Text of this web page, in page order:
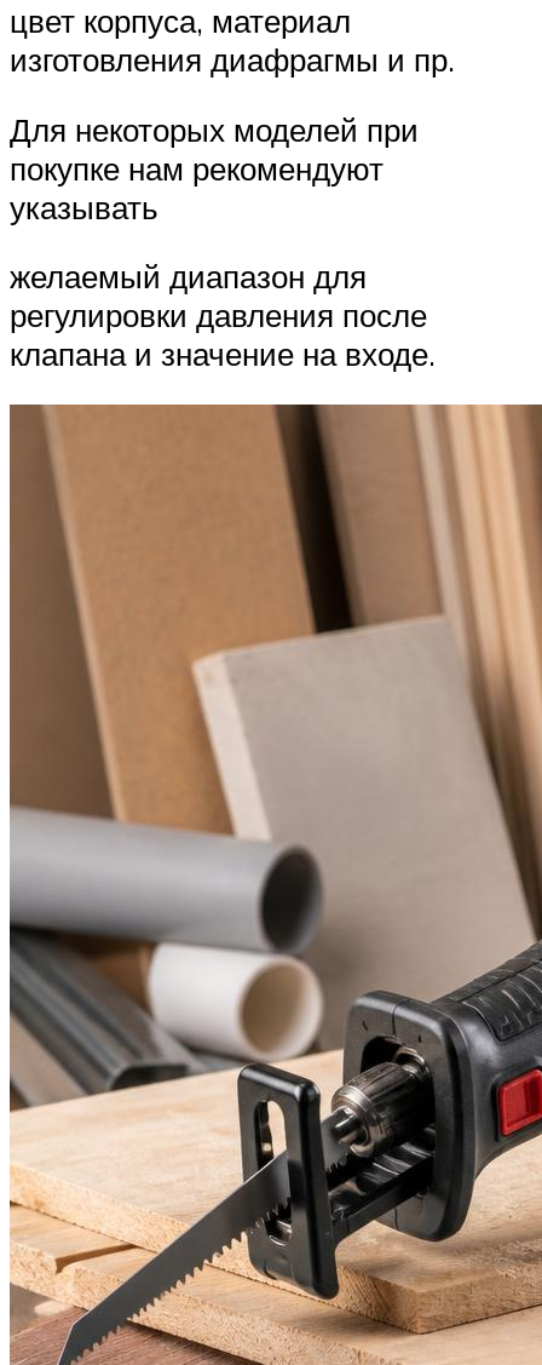
цвет корпуса, материал
изготовления диафрагмы и пр.
Для некоторых моделей при
покупке нам рекомендуют
указывать
желаемый диапазон для
регулировки давления после
клапана и значение на входе.